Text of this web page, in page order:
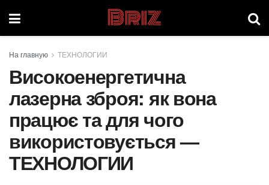
Briz
На главную ТЕХНОЛОГИИ
Високоенергетична
лазерна зброя: як вона
працює та для чого
використовується —
ТЕХНОЛОГИИ